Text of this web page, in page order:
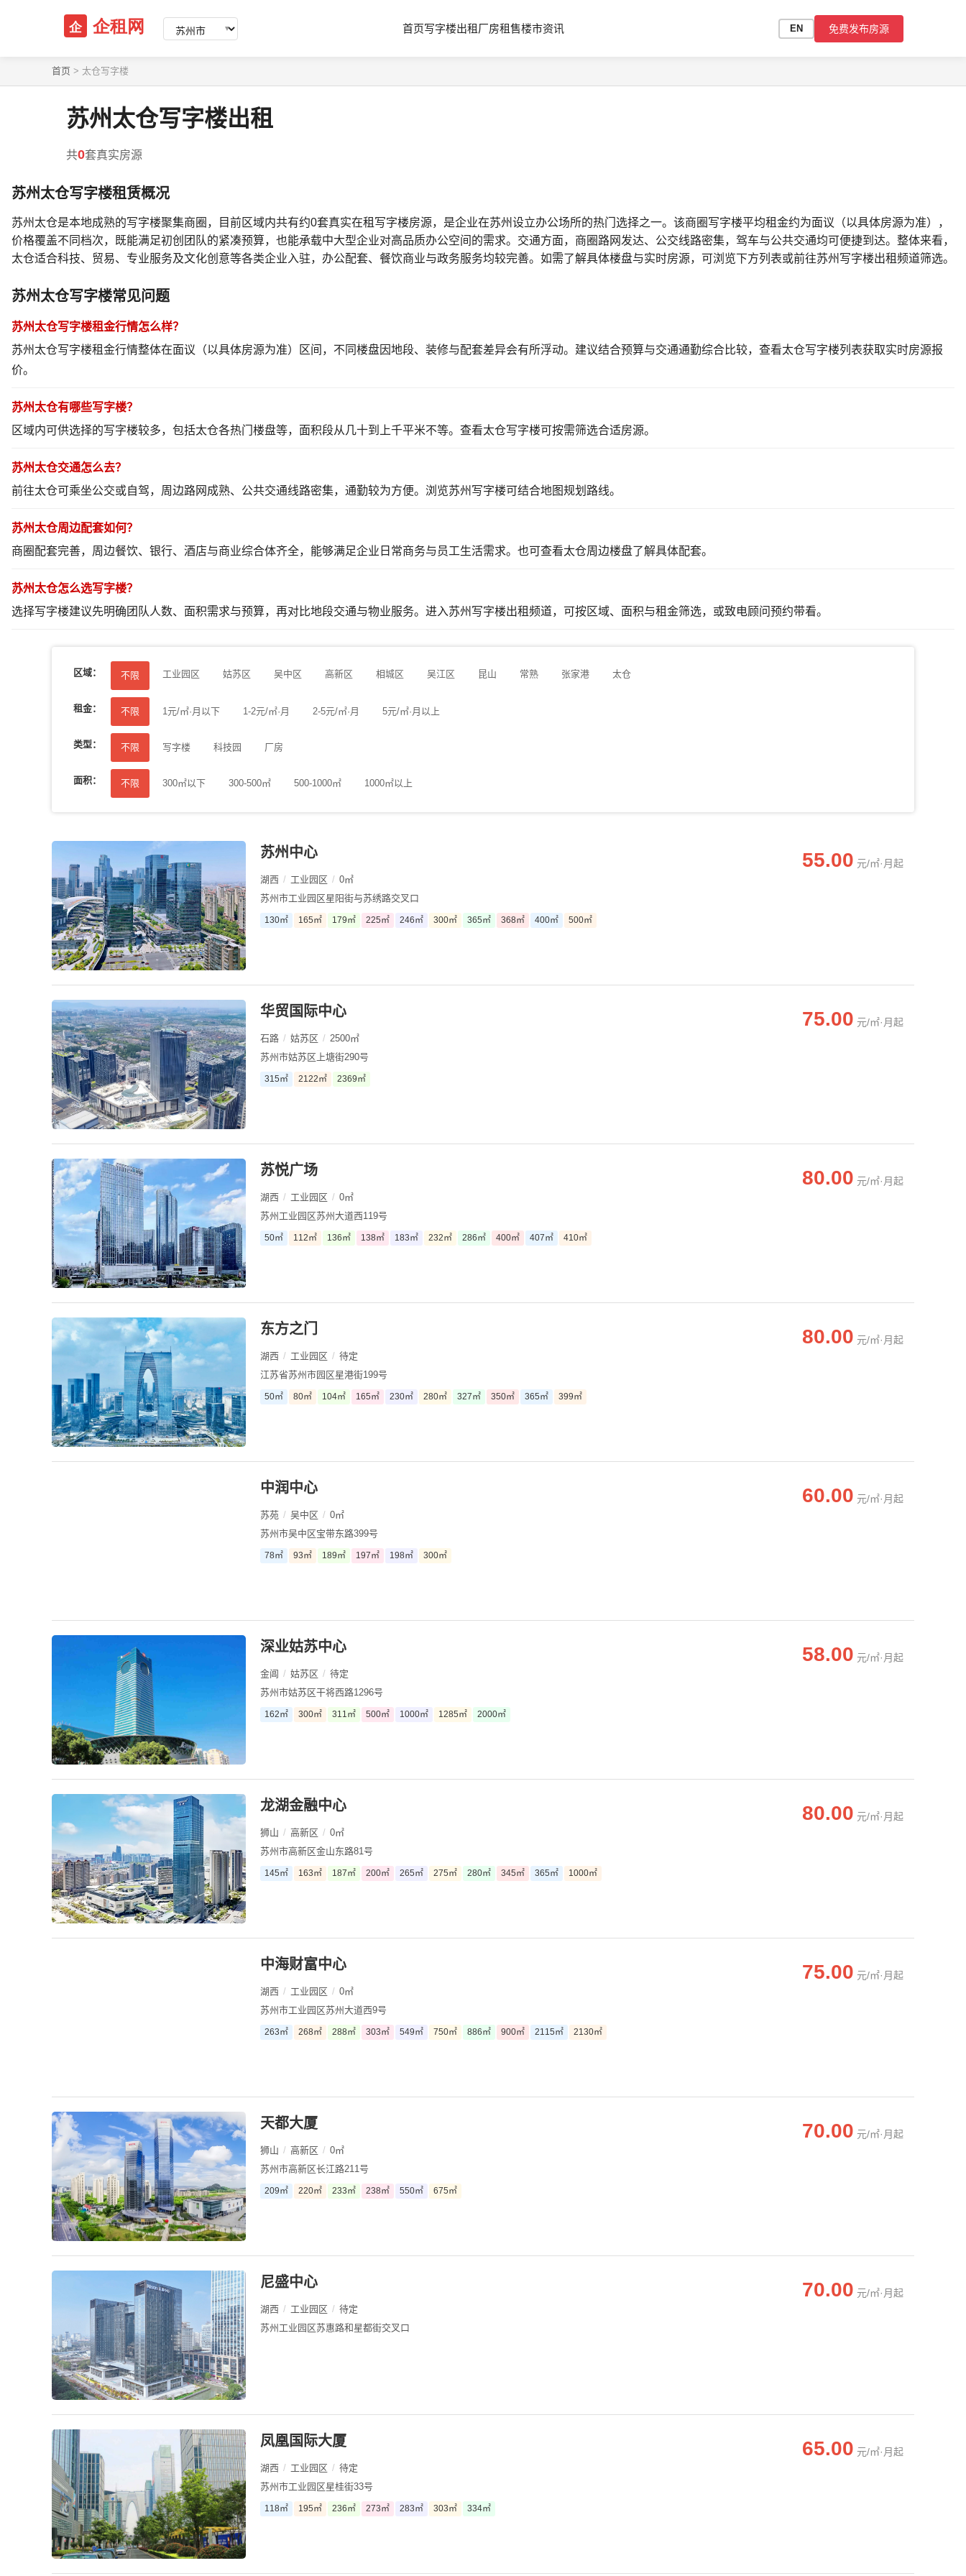
▼ 首页写字楼出租 厂房租售楼市资讯 EN 免费发布房源
首页 > 太仓写字楼
苏州太仓写字楼出租
共0套真实房源
苏州太仓写字楼租赁概况
苏州太仓是本地成熟的写字楼聚集商圈，目前区域内共有约0套真实在租写字楼房源，是企业在苏州设立办公场所的热门选择之一。该商圈写字楼平均租金约为面议（以具体房源为准），
价格覆盖不同档次，既能满足初创团队的紧凑预算，也能承载中大型企业对高品质办公空间的需求。交通方面，商圈路网发达、公交线路密集，驾车与公共交通均可便捷到达。整体来看，
太仓适合科技、贸易、专业服务及文化创意等各类企业入驻，办公配套、餐饮商业与政务服务均较完善。如需了解具体楼盘与实时房源，可浏览下方列表或前往苏州写字楼出租频道筛选。
苏州太仓写字楼常见问题
苏州太仓写字楼租金行情怎么样？
苏州太仓写字楼租金行情整体在面议（以具体房源为准）区间，不同楼盘因地段、装修与配套差异会有所浮动。建议结合预算与交通通勤综合比较， 查看太仓写字楼列表获取实时房源报
价。
苏州太仓有哪些写字楼？
区域内可供选择的写字楼较多，包括太仓各热门楼盘等，面积段从几十到上千平米不等。 查看太仓写字楼可按需筛选合适房源。
苏州太仓交通怎么去？
前往太仓可乘坐公交或自驾，周边路网成熟、公共交通线路密集，通勤较为方便。 浏览苏州写字楼可结合地图规划路线。
苏州太仓周边配套如何？
商圈配套完善，周边餐饮、银行、酒店与商业综合体齐全，能够满足企业日常商务与员工生活需求。也可查看太仓周边楼盘了解具体配套。
苏州太仓怎么选写字楼？
选择写字楼建议先明确团队人数、面积需求与预算，再对比地段交通与物业服务。 进入苏州写字楼出租频道，可按区域、面积与租金筛选，或致电顾问预约带看。
区域： 不限 工业园区 姑苏区 吴中区 高新区 相城区 吴江区 昆山 常熟 张家港 太仓
租金： 不限 1元/㎡·月以下 1-2元/㎡·月 2-5元/㎡·月 5元/㎡·月以上
类型： 不限 写字楼 科技园 厂房
面积： 不限 300㎡以下 300-500㎡ 500-1000㎡ 1000㎡以上
苏州中心
湖西 / 工业园区 / 0㎡
苏州市工业园区星阳街与苏绣路交叉口
130㎡ 165㎡ 179㎡ 225㎡ 246㎡ 300㎡ 365㎡ 368㎡ 400㎡ 500㎡
55.00 元/㎡·月起
华贸国际中心
石路 / 姑苏区 / 2500㎡
苏州市姑苏区上塘街290号
315㎡ 2122㎡ 2369㎡
75.00 元/㎡·月起
苏悦广场
湖西 / 工业园区 / 0㎡
苏州工业园区苏州大道西119号
50㎡ 112㎡ 136㎡ 138㎡ 183㎡ 232㎡ 286㎡ 400㎡ 407㎡ 410㎡
80.00 元/㎡·月起
东方之门
湖西 / 工业园区 / 待定
江苏省苏州市园区星港街199号
50㎡ 80㎡ 104㎡ 165㎡ 230㎡ 280㎡ 327㎡ 350㎡ 365㎡ 399㎡
80.00 元/㎡·月起
中润中心
苏苑 / 吴中区 / 0㎡
苏州市吴中区宝带东路399号
78㎡ 93㎡ 189㎡ 197㎡ 198㎡ 300㎡
60.00 元/㎡·月起
深业姑苏中心
金阊 / 姑苏区 / 待定
苏州市姑苏区干将西路1296号
162㎡ 300㎡ 311㎡ 500㎡ 1000㎡ 1285㎡ 2000㎡
58.00 元/㎡·月起
龙湖金融中心
狮山 / 高新区 / 0㎡
苏州市高新区金山东路81号
145㎡ 163㎡ 187㎡ 200㎡ 265㎡ 275㎡ 280㎡ 345㎡ 365㎡ 1000㎡
80.00 元/㎡·月起
中海财富中心
湖西 / 工业园区 / 0㎡
苏州市工业园区苏州大道西9号
263㎡ 268㎡ 288㎡ 303㎡ 549㎡ 750㎡ 886㎡ 900㎡ 2115㎡ 2130㎡
75.00 元/㎡·月起
天都大厦
狮山 / 高新区 / 0㎡
苏州市高新区长江路211号
209㎡ 220㎡ 233㎡ 238㎡ 550㎡ 675㎡
70.00 元/㎡·月起
尼盛中心
湖西 / 工业园区 / 待定
苏州工业园区苏惠路和星都街交叉口
70.00 元/㎡·月起
凤凰国际大厦
湖西 / 工业园区 / 待定
苏州市工业园区星桂街33号
118㎡ 195㎡ 236㎡ 273㎡ 283㎡ 303㎡ 334㎡
65.00 元/㎡·月起